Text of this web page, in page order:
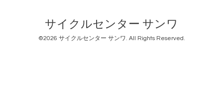
サイクルセンター サンワ
©2026 サイクルセンター サンワ. All Rights Reserved.